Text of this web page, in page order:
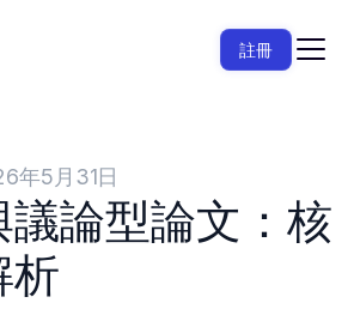
註冊
年5月31日
論型論文：核
析